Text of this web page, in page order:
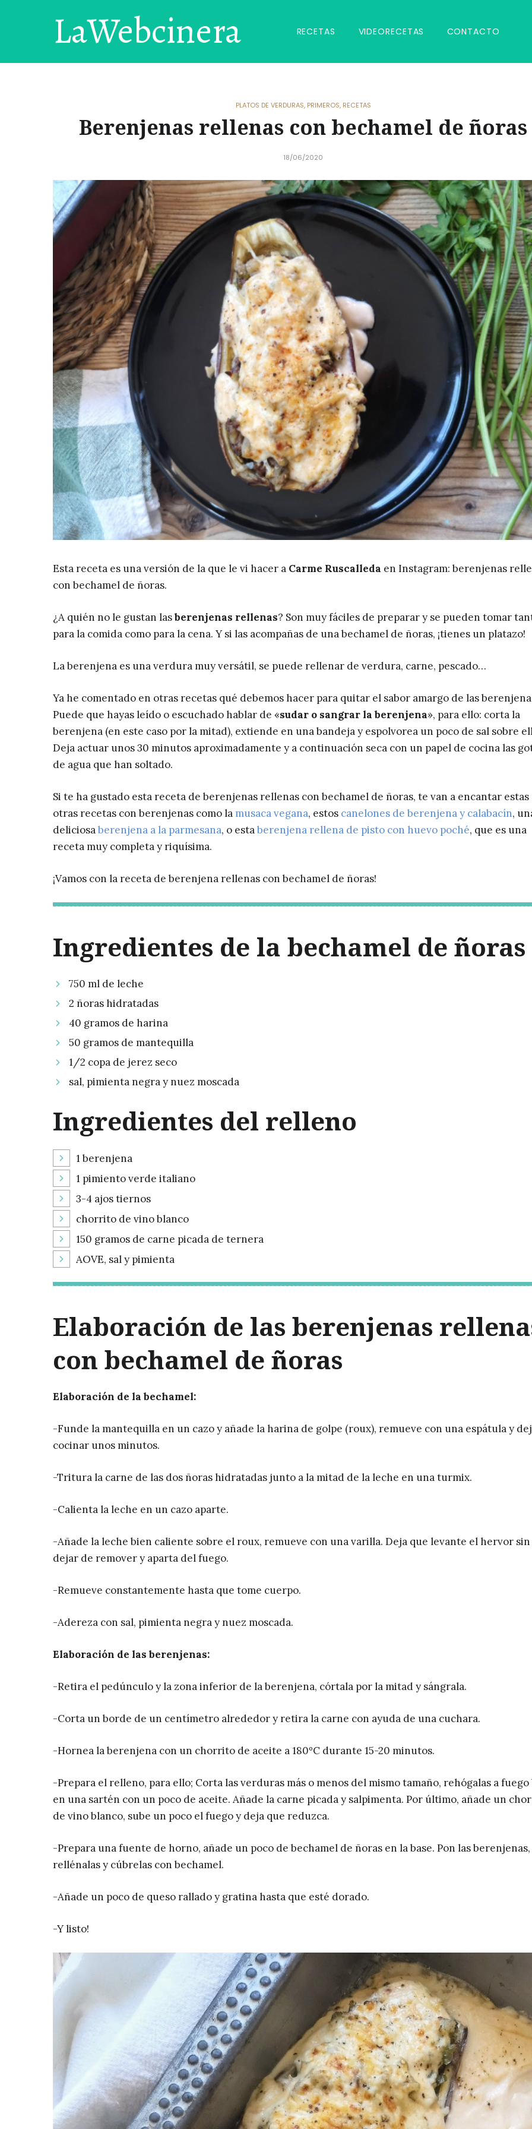
LaWebcinera RECETAS VIDEORECETAS CONTACTO
PLATOS DE VERDURAS, PRIMEROS, RECETAS
Berenjenas rellenas con bechamel de ñoras
18/06/2020
Esta receta es una versión de la que le vi hacer a Carme Ruscalleda en Instagram: berenjenas
con bechamel de ñoras.
¿A quién no le gustan lasberenjenas rellenas? Son muy fáciles de preparar y se pueden tomar
para la comida como para la cena. Y si las acompañas de una bechamel de ñoras, ¡tienes un platazo!
La berenjena es una verdura muy versátil, se puede rellenar de verdura, carne, pescado…
Ya he comentado en otras recetas qué debemos hacer para quitar el sabor amargo de las
Puede que hayas leído o escuchado hablar de «sudar o sangrar la berenjena», para ello: corta la
berenjena (en este caso por la mitad), extiende en una bandeja y espolvorea un poco de sal sobre
Deja actuar unos 30 minutos aproximadamente y a continuación seca con un papel de cocina las
de agua que han soltado.
Si te ha gustado esta receta de berenjenas rellenas con bechamel de ñoras, te van a encantar estas
otras recetas con berenjenas como la musaca vegana, estos canelones de berenjena y calabacín,
deliciosaberenjena a la parmesana, o estaberenjena rellena de pisto con huevo poché, que es una
receta muy completa y riquísima.
¡Vamos con la receta de berenjena rellenas con bechamel de ñoras!
Ingredientes de la bechamel de ñoras
750 ml de leche
2 ñoras hidratadas
40 gramos de harina
50 gramos de mantequilla
1/2 copa de jerez seco
sal, pimienta negra y nuez moscada
Ingredientes del relleno
1 berenjena
1 pimiento verde italiano
3-4 ajos tiernos
chorrito de vino blanco
150 gramos de carne picada de ternera
AOVE, sal y pimienta
Elaboración de las berenjenas
con bechamel de ñoras
Elaboración de la bechamel:
-Funde la mantequilla en un cazo y añade la harina de golpe (roux), remueve con una espátula y
cocinar unos minutos.
-Tritura la carne de las dos ñoras hidratadas junto a la mitad de la leche en una turmix.
-Calienta la leche en un cazo aparte.
-Añade la leche bien caliente sobre el roux, remueve con una varilla. Deja que levante el hervor sin
dejar de remover y aparta del fuego.
-Remueve constantemente hasta que tome cuerpo.
-Adereza con sal, pimienta negra y nuez moscada.
Elaboración de las berenjenas:
-Retira el pedúnculo y la zona inferior de la berenjena, córtala por la mitad y sángrala.
-Corta un borde de un centímetro alrededor y retira la carne con ayuda de una cuchara.
-Hornea la berenjena con un chorrito de aceite a 180ºC durante 15-20 minutos.
-Prepara el relleno, para ello; Corta las verduras más o menos del mismo tamaño, rehógalas a fuego
en una sartén con un poco de aceite. Añade la carne picada y salpimenta. Por último, añade un
de vino blanco, sube un poco el fuego y deja que reduzca.
-Prepara una fuente de horno, añade un poco de bechamel de ñoras en la base. Pon las berenjenas,
rellénalas y cúbrelas con bechamel.
-Añade un poco de queso rallado y gratina hasta que esté dorado.
-Y listo!